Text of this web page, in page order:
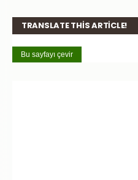
TRANSLATE THIS ARTICLE!
Bu sayfayı çevir